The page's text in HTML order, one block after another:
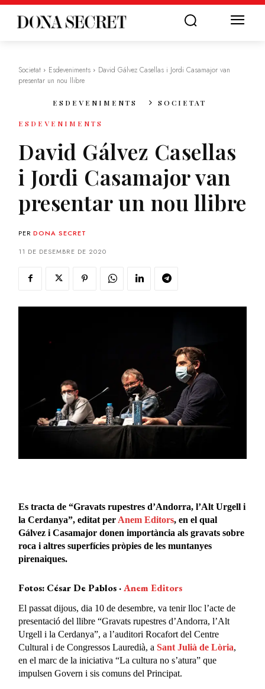
Societat Esdeveniments
David Gálvez Casellas i Jordi Casamajor van
presentar un nou llibre
ESDEVENIMENTS SOCIETAT
ESDEVENIMENTS
David Gálvez Casellas
i Jordi Casamajor van
presentar un nou llibre
PER DONA SECRET
11 DE DESEMBRE DE 2020
Es tracta de “Gravats rupestres d’Andorra, l’Alt Urgell i
la Cerdanya”, editat per Anem Editors, en el qual
Gálvez i Casamajor donen importància als gravats sobre
roca i altres superfícies pròpies de les muntanyes
pirenaiques.
Fotos: César De Pablos ·Anem Editors
El passat dijous, dia 10 de desembre, va tenir lloc l’acte de
presentació del llibre “Gravats rupestres d’Andorra, l’Alt
Urgell i la Cerdanya”, a l’auditori Rocafort del Centre
Cultural i de Congressos Lauredià, aSant Julià de Lòria,
en el marc de la iniciativa “La cultura no s’atura” que
impulsen Govern i sis comuns del Principat.